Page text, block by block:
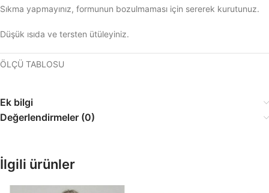
Sıkma yapmayınız, formunun bozulmaması için sererek kurutunuz.
Düşük ısıda ve tersten ütüleyiniz.
ÖLÇÜ TABLOSU
Ek bilgi
Değerlendirmeler (0)
İlgili ürünler